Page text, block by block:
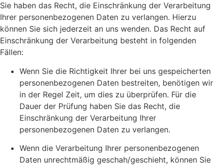
Sie haben das Recht, die Einschränkung der Verarbeitung
Ihrer personenbezogenen Daten zu verlangen. Hierzu
können Sie sich jederzeit an uns wenden. Das Recht auf
Einschränkung der Verarbeitung besteht in folgenden
Fällen:
Wenn Sie die Richtigkeit Ihrer bei uns gespeicherten
personenbezogenen Daten bestreiten, benötigen wir
in der Regel Zeit, um dies zu überprüfen. Für die
Dauer der Prüfung haben Sie das Recht, die
Einschränkung der Verarbeitung Ihrer
personenbezogenen Daten zu verlangen.
Wenn die Verarbeitung Ihrer personenbezogenen
Daten unrechtmäßig geschah/geschieht, können Sie